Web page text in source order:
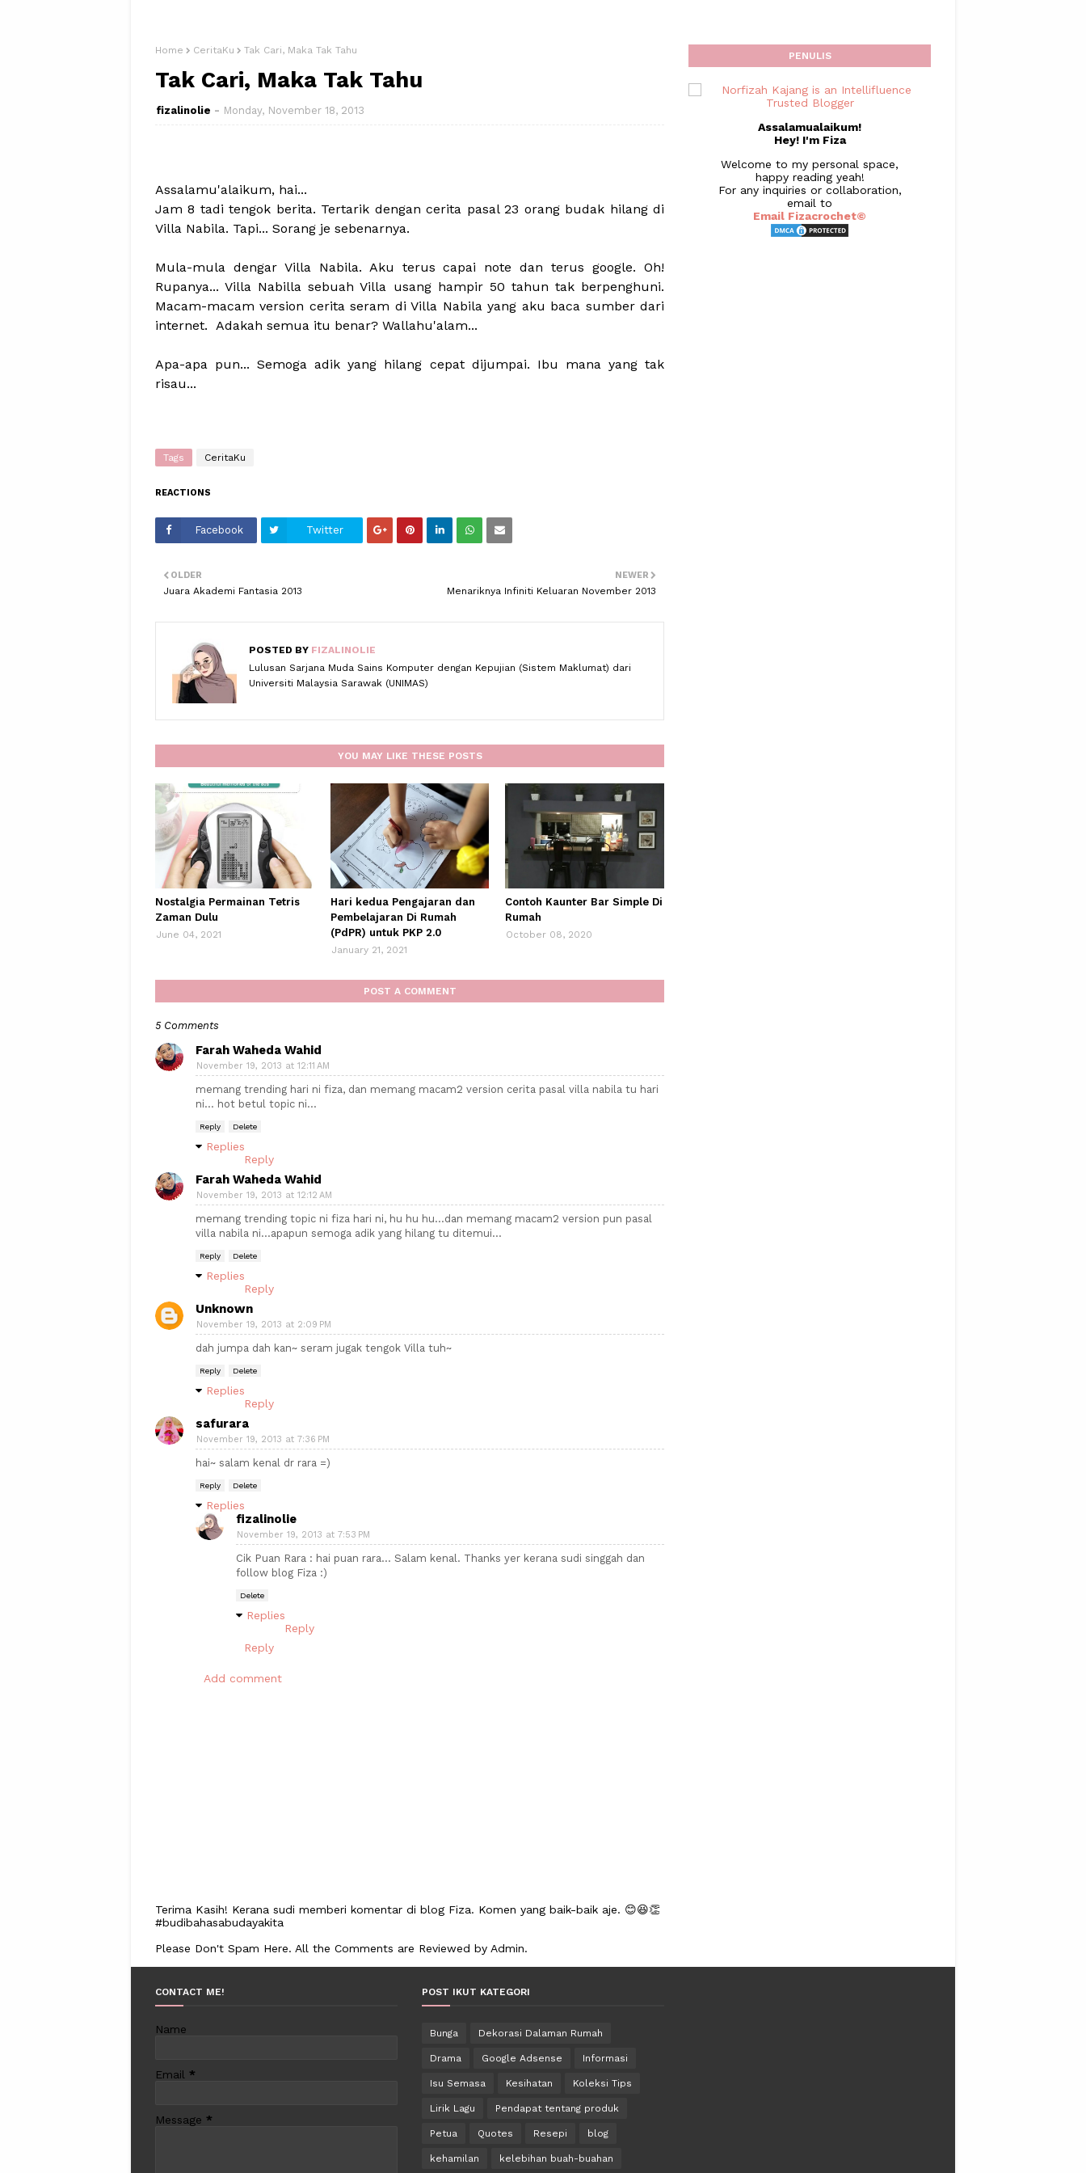
Home CeritaKu Tak Cari, Maka Tak Tahu
Tak Cari, Maka Tak Tahu
fizalinolie Monday, November 18, 2013
Assalamu'alaikum, hai...
Jam 8 tadi tengok berita. Tertarik dengan cerita pasal 23 orang budak hilang di
Villa Nabila. Tapi... Sorang je sebenarnya.
Mula-mula dengar Villa Nabila. Aku terus capai note dan terus google. Oh!
Rupanya... Villa Nabilla sebuah Villa usang hampir 50 tahun tak berpenghuni.
Macam-macam version cerita seram di Villa Nabila yang aku baca sumber dari
internet. Adakah semua itu benar? Wallahu'alam...
Apa-apa pun... Semoga adik yang hilang cepat dijumpai. Ibu mana yang tak
risau...
Tags CeritaKu
REACTIONS
Facebook Twitter
NEWER
Menariknya Infiniti Keluaran November 2013
OLDER
Juara Akademi Fantasia 2013
POSTED BY FIZALINOLIE
Lulusan Sarjana Muda Sains Komputer dengan Kepujian (Sistem Maklumat) dari
Universiti Malaysia Sarawak (UNIMAS)
YOU MAY LIKE THESE POSTS
Nostalgia Permainan Tetris
Zaman Dulu
June 04, 2021
Hari kedua Pengajaran dan
Pembelajaran Di Rumah
(PdPR) untuk PKP 2.0
January 21, 2021
Contoh Kaunter Bar Simple Di
Rumah
October 08, 2020
POST A COMMENT
5 Comments
Farah Waheda Wahid
November 19, 2013 at 12:11 AM
memang trending hari ni fiza, dan memang macam2 version cerita pasal villa nabila tu hari
ni... hot betul topic ni...
Reply Delete
Replies
Reply
Farah Waheda Wahid
November 19, 2013 at 12:12 AM
memang trending topic ni fiza hari ni, hu hu hu...dan memang macam2 version pun pasal
villa nabila ni...apapun semoga adik yang hilang tu ditemui...
Reply Delete
Replies
Reply
Unknown
November 19, 2013 at 2:09 PM
dah jumpa dah kan~ seram jugak tengok Villa tuh~
Reply Delete
Replies
Reply
safurara
November 19, 2013 at 7:36 PM
hai~ salam kenal dr rara =)
Reply Delete
Replies
fizalinolie
November 19, 2013 at 7:53 PM
Cik Puan Rara : hai puan rara... Salam kenal. Thanks yer kerana sudi singgah dan
follow blog Fiza :)
Delete
Replies
Reply
Reply
Add comment
Terima Kasih! Kerana sudi memberi komentar di blog Fiza. Komen yang baik-baik aje. 😊😆👏
#budibahasabudayakita
Please Don't Spam Here. All the Comments are Reviewed by Admin.
PENULIS
Assalamualaikum!
Hey! I'm Fiza
Welcome to my personal space,
happy reading yeah!
For any inquiries or collaboration,
email to
Email Fizacrochet©
CONTACT ME!
Name
Email *
Message *
POST IKUT KATEGORI
Bunga Dekorasi Dalaman Rumah
Drama Google Adsense Informasi
Isu Semasa Kesihatan Koleksi Tips
Lirik Lagu Pendapat tentang produk
Petua Quotes Resepi blog
kehamilan kelebihan buah-buahan